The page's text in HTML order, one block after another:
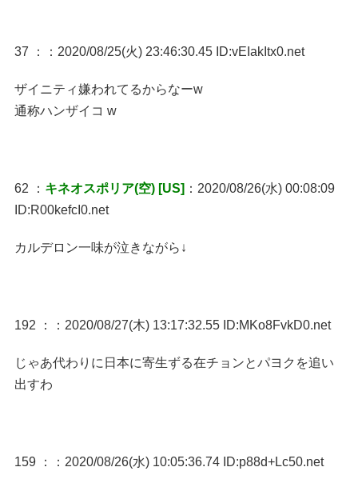
37 ： ：2020/08/25(火) 23:46:30.45 ID:vEIakItx0.net
ザイニティ嫌われてるからなーw
通称ハンザイコ w
62 ： キネオスポリア(空) [US] ：2020/08/26(水) 00:08:09
ID:R00kefcI0.net
カルデロン一味が泣きながら↓
192 ： ：2020/08/27(木) 13:17:32.55 ID:MKo8FvkD0.net
じゃあ代わりに日本に寄生ずる在チョンとパヨクを追い
出すわ
159 ： ：2020/08/26(水) 10:05:36.74 ID:p88d+Lc50.net